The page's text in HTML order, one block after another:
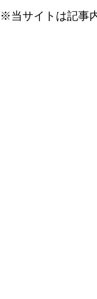
※当サイトは記事